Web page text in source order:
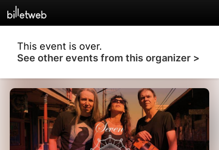
This event is over.
See other events from this organizer >